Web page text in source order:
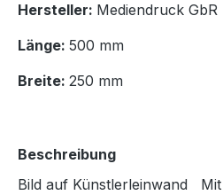
Hersteller: Mediendruck GbR
Länge: 500 mm
Breite: 250 mm
Beschreibung
Bild auf Künstlerleinwand Mit